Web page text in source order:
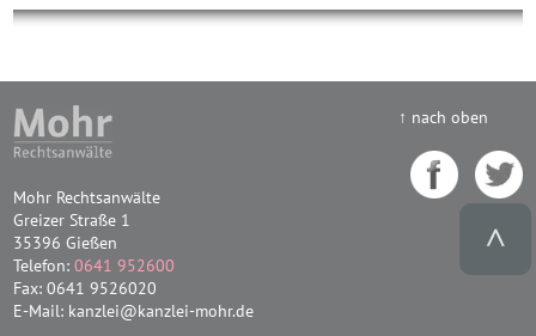
↑ nach oben
Mohr Rechtsanwälte
Greizer Straße 1
35396 Gießen
Telefon:0641 952600
Fax: 0641 9526020
E-Mail: kanzlei@kanzlei-mohr.de